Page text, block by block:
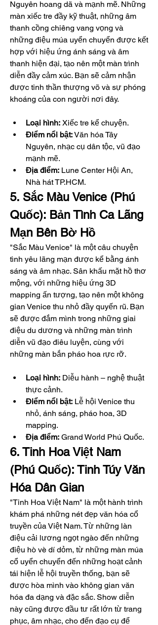
Nguyên hoang dã và mạnh mẽ. Những
màn xiếc tre đầy kỹ thuật, những âm
thanh cồng chiêng vang vọng và
những điệu múa uyển chuyển được kết
hợp với hiệu ứng ánh sáng và âm
thanh hiện đại, tạo nên một màn trình
diễn đầy cảm xúc. Bạn sẽ cảm nhận
được tinh thần thượng võ và sự phóng
khoáng của con người nơi đây.
Loại hình: Xiếc tre kể chuyện.
Điểm nổi bật: Văn hóa Tây
Nguyên, nhạc cụ dân tộc, vũ đạo
mạnh mẽ.
Địa điểm: Lune Center Hội An,
Nhà hát TP.HCM.
5. Sắc Màu Venice (Phú
Quốc): Bản Tình Ca Lãng
Mạn Bên Bờ Hồ
"Sắc Màu Venice" là một câu chuyện
tình yêu lãng mạn được kể bằng ánh
sáng và âm nhạc. Sân khấu mặt hồ thơ
mộng, với những hiệu ứng 3D
mapping ấn tượng, tạo nên một không
gian Venice thu nhỏ đầy quyến rũ. Bạn
sẽ được đắm mình trong những giai
điệu du dương và những màn trình
diễn vũ đạo điêu luyện, cùng với
những màn bắn pháo hoa rực rỡ.
Loại hình: Diễu hành – nghệ thuật
thực cảnh.
Điểm nổi bật: Lễ hội Venice thu
nhỏ, ánh sáng, pháo hoa, 3D
mapping.
Địa điểm: Grand World Phú Quốc.
6. Tinh Hoa Việt Nam
(Phú Quốc): Tinh Túy Văn
Hóa Dân Gian
"Tinh Hoa Việt Nam" là một hành trình
khám phá những nét đẹp văn hóa cổ
truyền của Việt Nam. Từ những làn
điệu cải lương ngọt ngào đến những
điệu hò vè dí dỏm, từ những màn múa
cổ uyển chuyển đến những hoạt cảnh
tái hiện lễ hội truyền thống, bạn sẽ
được hòa mình vào không gian văn
hóa đa dạng và đặc sắc. Show diễn
này cũng được đầu tư rất lớn từ trang
phục, âm nhạc, cho đến đạo cụ để